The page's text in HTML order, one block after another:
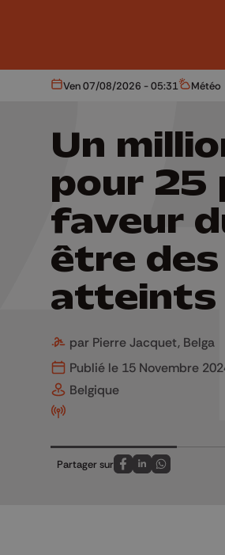
Aujourd'hui
Ven 07/08/2026 - 05:31 Météo
Météo
Un
pour 25
faveur
être
atteints
par Pierre Jacquet, Belga
Publié le 15 Novembre
Belgique
Partager sur
Partagez sur FaceBook
Partagez sur
Partagez sur